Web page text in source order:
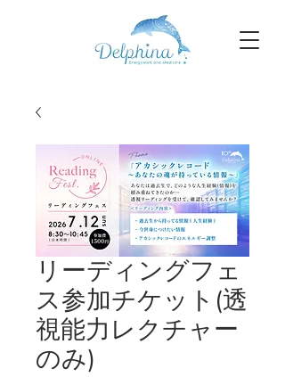
リーディングフェ
ス参加チケット(透
視能力レクチャー
のみ)